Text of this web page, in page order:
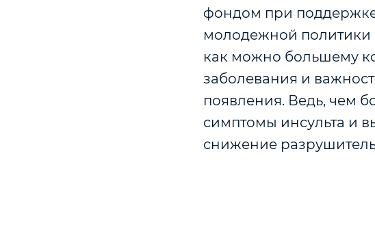
фондом при
молодежной политики
как можно большему
заболевания и
появления. Ведь, чем
симптомы инсульта и
снижение